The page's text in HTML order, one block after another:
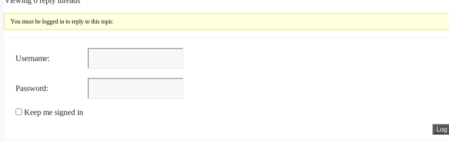
You must be logged in to reply to this topic.
Username:
Password:
Keep me signed in
Log